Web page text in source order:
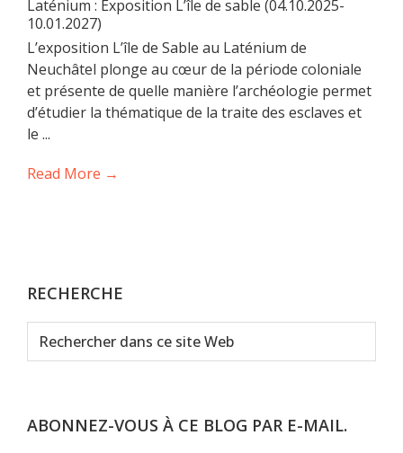
Laténium : Exposition L’île de sable (04.10.2025-
10.01.2027)
L’exposition L’île de Sable au Laténium de
Neuchâtel plonge au cœur de la période coloniale
et présente de quelle manière l’archéologie permet
d’étudier la thématique de la traite des esclaves et
le ...
Read More →
RECHERCHE
Rechercher
dans
Web
ABONNEZ-VOUS À CE BLOG PAR E-MAIL.